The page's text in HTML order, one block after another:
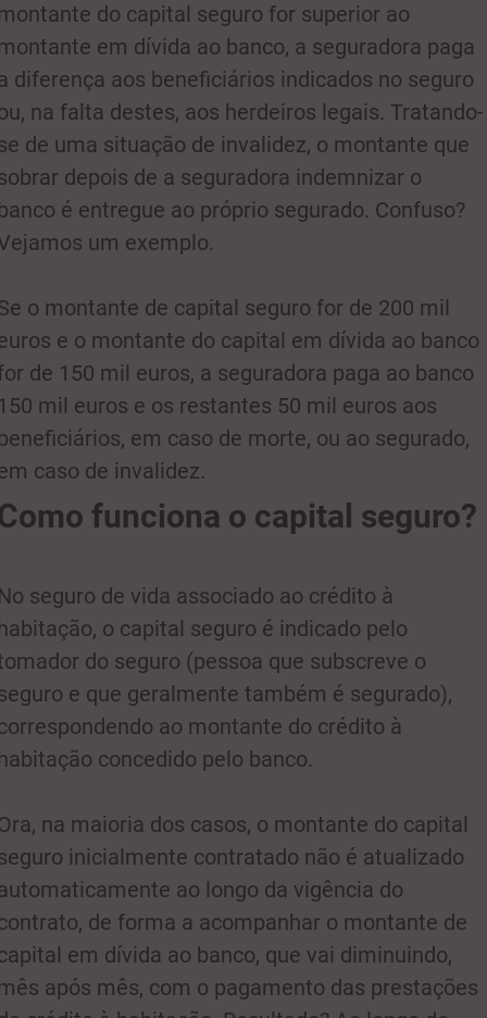
do capital seguro for superior ao
em dívida ao banco, a seguradora paga
diferença aos beneficiários indicados no seguro
na falta destes, aos herdeiros legais. Tratando-
de uma situação de invalidez, o montante que
depois de a seguradora indemnizar o
é entregue ao próprio segurado. Confuso?
um exemplo.
o montante de capital seguro for de 200 mil
e o montante do capital em dívida ao banco
de 150 mil euros, a seguradora paga ao banco
mil euros e os restantes 50 mil euros aos
em caso de morte, ou ao segurado,
caso de invalidez.
funciona o capital seguro?
seguro de vida associado ao crédito à
o capital seguro é indicado pelo
do seguro (pessoa que subscreve o
e que geralmente também é segurado),
ao montante do crédito à
concedido pelo banco.
na maioria dos casos, o montante do capital
inicialmente contratado não é atualizado
ao longo da vigência do
de forma a acompanhar o montante de
em dívida ao banco, que vai diminuindo,
após mês, com o pagamento das prestações